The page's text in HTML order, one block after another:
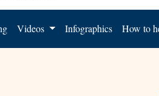
Videos Infographics How to